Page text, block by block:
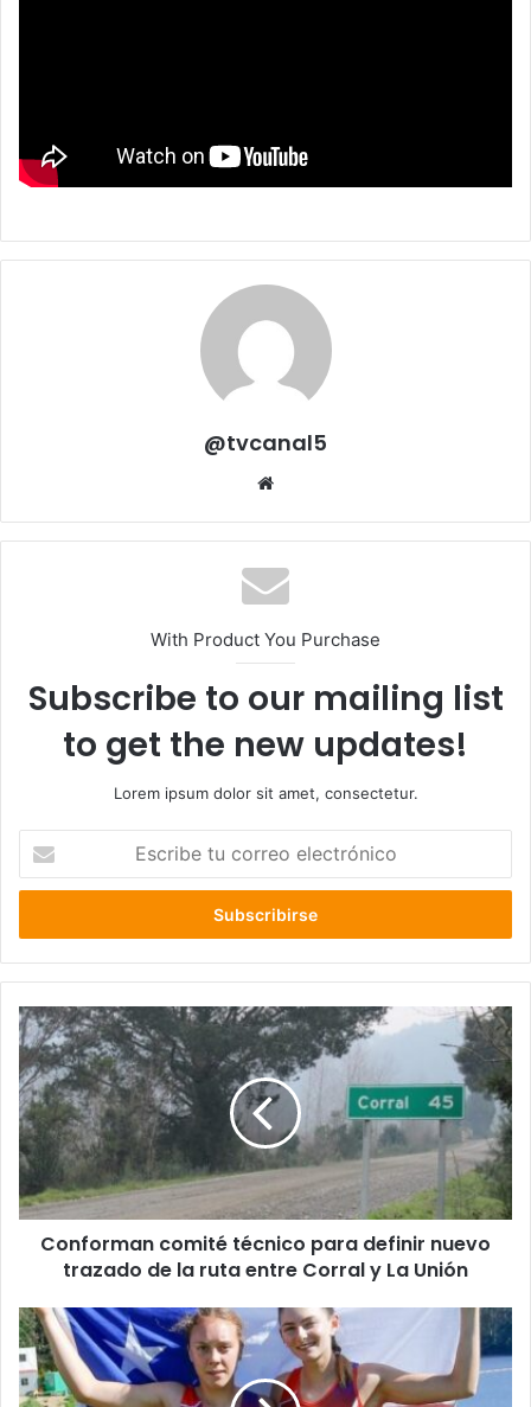
@tvcanal5
With Product You Purchase
Subscribe to our mailing list
to get the new updates!
Lorem ipsum dolor sit amet, consectetur.
correo
Conforman
comité
técnico
para
definir
nuevo
trazado
de
la
ruta
y
La
Unión
Conforman comité técnico para definir nuevo
trazado de la ruta entre Corral y La Unión
Los
Ríos
sumó
dos